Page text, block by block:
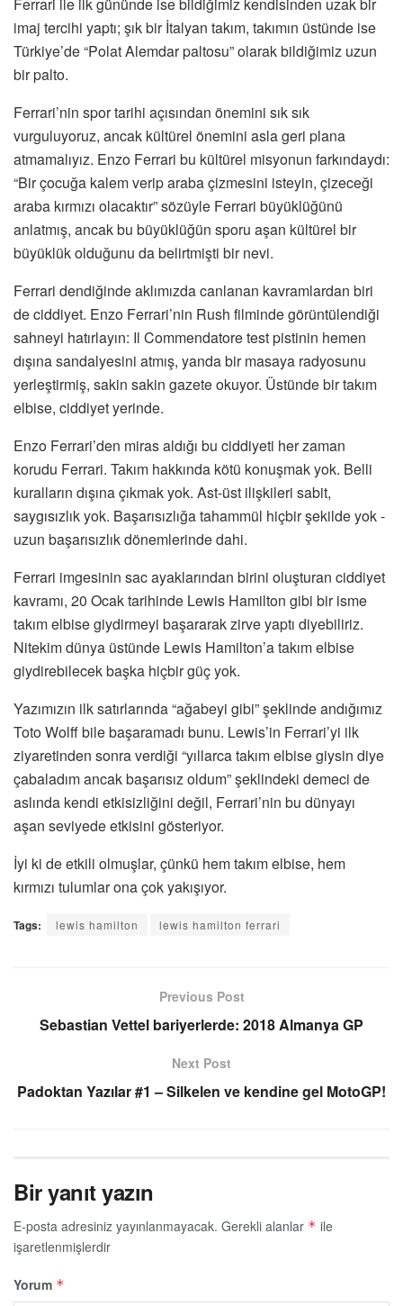
imaj tercihi yaptı; şık bir İtalyan takım, takımın üstünde ise
Türkiye’de “Polat Alemdar paltosu” olarak bildiğimiz uzun
bir palto.
Ferrari’nin spor tarihi açısından önemini sık sık
vurguluyoruz, ancak kültürel önemini asla geri plana
atmamalıyız. Enzo Ferrari bu kültürel misyonun farkındaydı:
“Bir çocuğa kalem verip araba çizmesini isteyin, çizeceği
araba kırmızı olacaktır” sözüyle Ferrari büyüklüğünü
anlatmış, ancak bu büyüklüğün sporu aşan kültürel bir
büyüklük olduğunu da belirtmişti bir nevi.
Ferrari dendiğinde aklımızda canlanan kavramlardan biri
de ciddiyet. Enzo Ferrari’nin Rush filminde görüntülendiği
sahneyi hatırlayın: Il Commendatore test pistinin hemen
dışına sandalyesini atmış, yanda bir masaya radyosunu
yerleştirmiş, sakin sakin gazete okuyor. Üstünde bir takım
elbise, ciddiyet yerinde.
Enzo Ferrari’den miras aldığı bu ciddiyeti her zaman
korudu Ferrari. Takım hakkında kötü konuşmak yok. Belli
kuralların dışına çıkmak yok. Ast-üst ilişkileri sabit,
saygısızlık yok. Başarısızlığa tahammül hiçbir şekilde yok -
uzun başarısızlık dönemlerinde dahi.
Ferrari imgesinin sac ayaklarından birini oluşturan ciddiyet
kavramı, 20 Ocak tarihinde Lewis Hamilton gibi bir isme
takım elbise giydirmeyi başararak zirve yaptı diyebiliriz.
Nitekim dünya üstünde Lewis Hamilton’a takım elbise
giydirebilecek başka hiçbir güç yok.
Yazımızın ilk satırlarında “ağabeyi gibi” şeklinde andığımız
Toto Wolff bile başaramadı bunu. Lewis’in Ferrari’yi ilk
ziyaretinden sonra verdiği “yıllarca takım elbise giysin diye
çabaladım ancak başarısız oldum” şeklindeki demeci de
aslında kendi etkisizliğini değil, Ferrari’nin bu dünyayı
aşan seviyede etkisini gösteriyor.
İyi ki de etkili olmuşlar, çünkü hem takım elbise, hem
kırmızı tulumlar ona çok yakışıyor.
Tags: lewis hamilton lewis hamilton ferrari
Previous Post
Sebastian Vettel bariyerlerde: 2018 Almanya GP
Next Post
Padoktan Yazılar #1 – Silkelen ve kendine gel MotoGP!
Bir yanıt yazın
E-posta adresiniz yayınlanmayacak. Gerekli alanlar * ile
işaretlenmişlerdir
Yorum *